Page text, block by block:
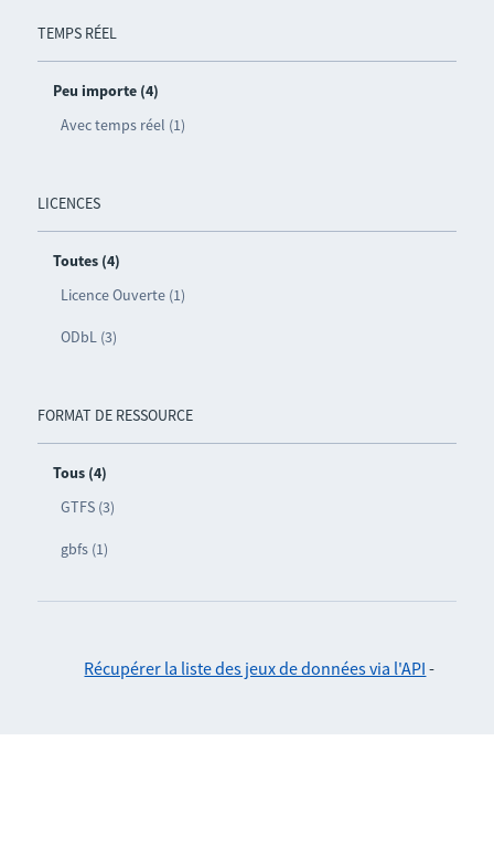
TEMPS RÉEL
Peu importe (4)
Avec temps réel (1)
LICENCES
Toutes (4)
Licence Ouverte (1)
ODbL (3)
FORMAT DE RESSOURCE
Tous (4)
GTFS (3)
gbfs (1)
Récupérer la liste des jeux de données via l'API -